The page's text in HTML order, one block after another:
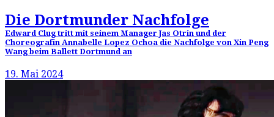
Die Dortmunder Nachfolge
Edward Clug tritt mit seinem Manager Jas Otrin und der
Choreografin Annabelle Lopez Ochoa die Nachfolge von Xin Peng
Wang beim Ballett Dortmund an
19. Mai 2024